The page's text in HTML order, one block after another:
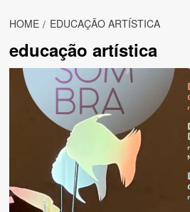
HOME EDUCAÇÃO ARTÍSTICA
educação artística